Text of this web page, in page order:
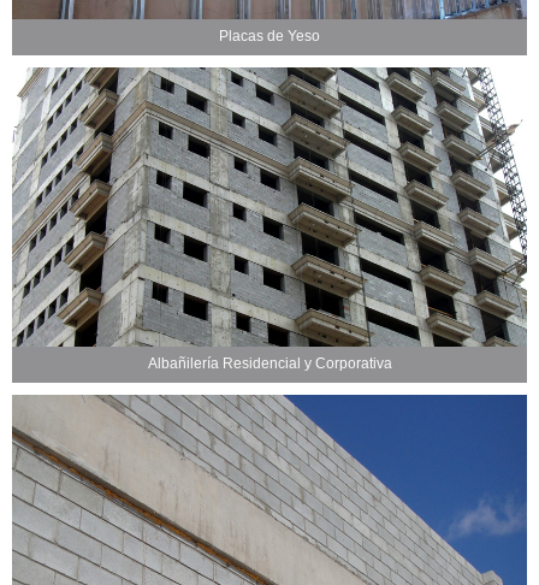
Placas de Yeso
Albañilería Residencial y Corporativa